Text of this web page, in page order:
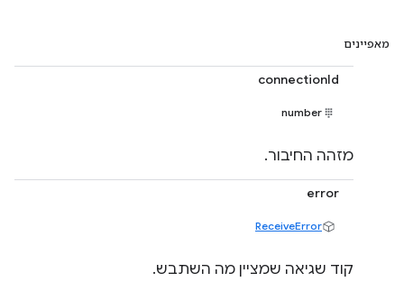
מאפיינים
connectionId
number
מזהה החיבור.
error
ReceiveError
קוד שגיאה שמציין מה השתבש.